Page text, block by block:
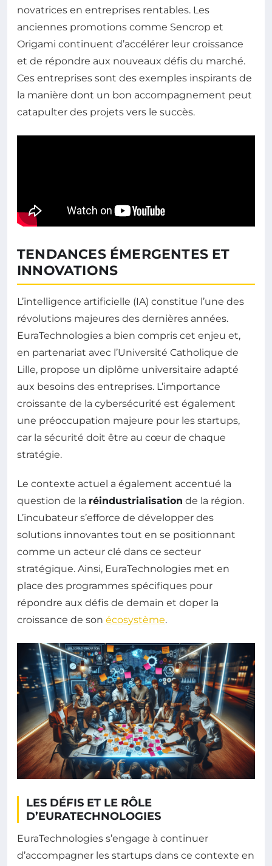
novatrices en entreprises rentables. Les
anciennes promotions comme Sencrop et
Origami continuent d’accélérer leur croissance
et de répondre aux nouveaux défis du marché.
Ces entreprises sont des exemples inspirants de
la manière dont un bon accompagnement peut
catapulter des projets vers le succès.
TENDANCES ÉMERGENTES ET
INNOVATIONS
L’intelligence artificielle (IA) constitue l’une des
révolutions majeures des dernières années.
EuraTechnologies a bien compris cet enjeu et,
en partenariat avec l’Université Catholique de
Lille, propose un diplôme universitaire adapté
aux besoins des entreprises. L’importance
croissante de la cybersécurité est également
une préoccupation majeure pour les startups,
car la sécurité doit être au cœur de chaque
stratégie.
Le contexte actuel a également accentué la
question de la réindustrialisation de la région.
L’incubateur s’efforce de développer des
solutions innovantes tout en se positionnant
comme un acteur clé dans ce secteur
stratégique. Ainsi, EuraTechnologies met en
place des programmes spécifiques pour
répondre aux défis de demain et doper la
croissance de son écosystème.
LES DÉFIS ET LE RÔLE
D’EURATECHNOLOGIES
EuraTechnologies s’engage à continuer
d’accompagner les startups dans ce contexte en